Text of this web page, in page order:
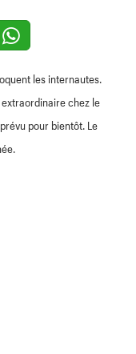
les internautes.
extraordinaire chez le
pour bientôt. Le